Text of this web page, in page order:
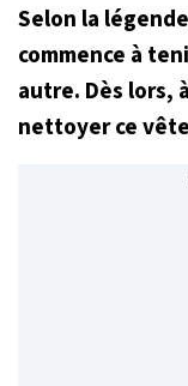
Selon la
commence à
autre. Dès lors,
nettoyer ce